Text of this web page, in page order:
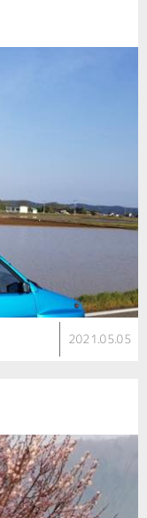
2021.05.05